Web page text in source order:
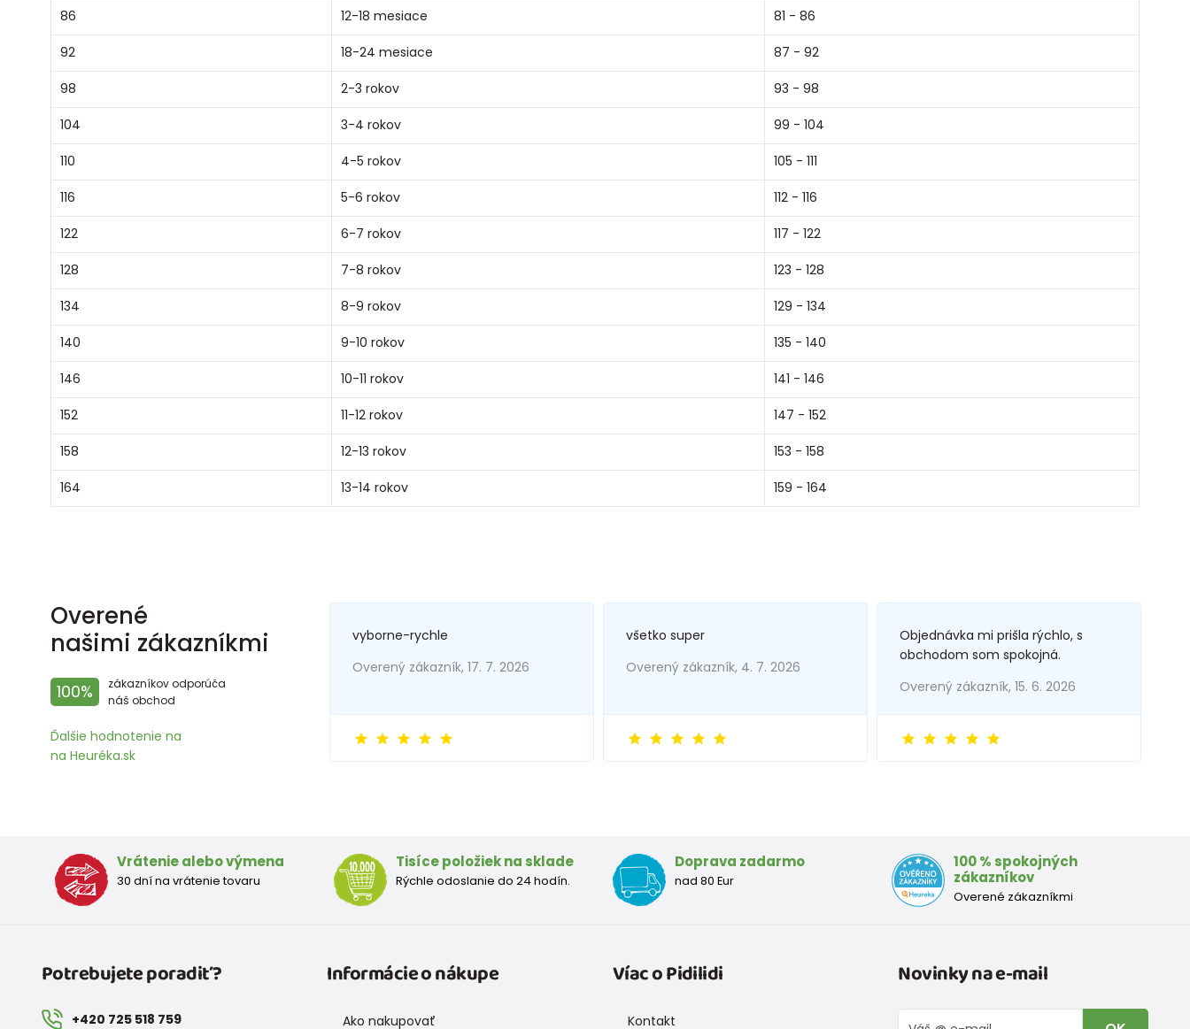
86 12-18 mesiace 81 - 86
92 18-24 mesiace 87 - 92
98 2-3 rokov 93 - 98
104 3-4 rokov 99 - 104
110 4-5 rokov 105 - 111
116 5-6 rokov 112 - 116
122 6-7 rokov 117 - 122
128 7-8 rokov 123 - 128
134 8-9 rokov 129 - 134
140 9-10 rokov 135 - 140
146 10-11 rokov 141 - 146
152 11-12 rokov 147 - 152
158 12-13 rokov 153 - 158
164 13-14 rokov 159 - 164
Overené
našimi zákazníkmi
100%
zákazníkov odporúča
náš obchod
Ďalšie hodnotenie na
na Heuréka.sk
vyborne-rychle
Overený zákazník, 17. 7. 2026
všetko super
Overený zákazník, 4. 7. 2026
Objednávka mi prišla rýchlo, s
obchodom som spokojná.
Overený zákazník, 15. 6. 2026
Vrátenie alebo výmena
30 dní na vrátenie tovaru
Tisíce položiek na sklade
Rýchle odoslanie do 24 hodín.
Doprava zadarmo
nad 80 Eur
100 % spokojných
zákazníkov
Overené zákazníkmi
Potrebujete poradiť?
+420 725 518 759
Informácie o nákupe
Ako nakupovať
Víac o Pidilidi
Kontakt
Novinky na e-mail